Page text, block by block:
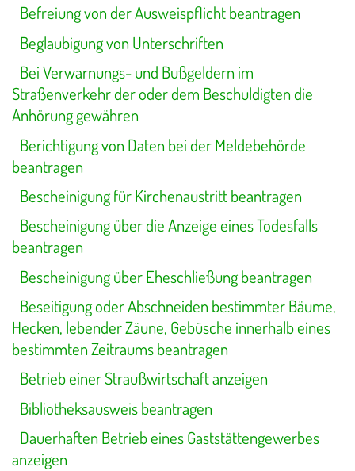
Befreiung von der Ausweispflicht beantragen
Beglaubigung von Unterschriften
Bei Verwarnungs- und Bußgeldern im
Straßenverkehr der oder dem Beschuldigten die
Anhörung gewähren
Berichtigung von Daten bei der Meldebehörde
beantragen
Bescheinigung für Kirchenaustritt beantragen
Bescheinigung über die Anzeige eines Todesfalls
beantragen
Bescheinigung über Eheschließung beantragen
Beseitigung oder Abschneiden bestimmter Bäume,
Hecken, lebender Zäune, Gebüsche innerhalb eines
bestimmten Zeitraums beantragen
Betrieb einer Straußwirtschaft anzeigen
Bibliotheksausweis beantragen
Dauerhaften Betrieb eines Gaststättengewerbes
anzeigen